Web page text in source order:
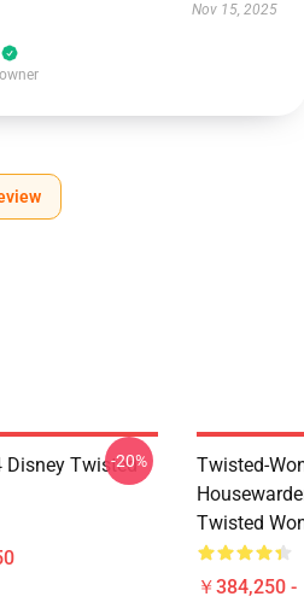
Nov 15, 2025
Disney Twisted
-20%
Twisted-
Twisted
￥384,250